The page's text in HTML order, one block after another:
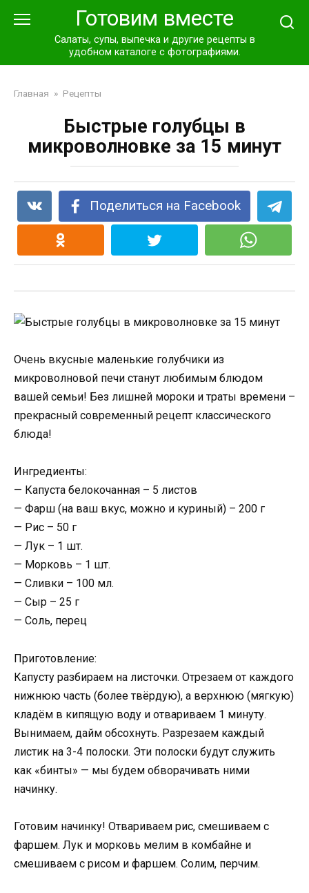
Готовим вместе
Салаты, супы, выпечка и другие рецепты в
удобном каталоге с фотографиями.
Главная » Рецепты
Быстрые голубцы в
микроволновке за 15 минут
Поделиться на Facebook
Очень вкусные маленькие голубчики из
микроволновой печи станут любимым блюдом
вашей семьи! Без лишней мороки и траты времени –
прекрасный современный рецепт классического
блюда!
Ингредиенты:
— Капуста белокочанная – 5 листов
— Фарш (на ваш вкус, можно и куриный) – 200 г
— Рис – 50 г
— Лук – 1 шт.
— Морковь – 1 шт.
— Сливки – 100 мл.
— Сыр – 25 г
— Соль, перец
Приготовление:
Капусту разбираем на листочки. Отрезаем от каждого
нижнюю часть (более твёрдую), а верхнюю (мягкую)
кладём в кипящую воду и отвариваем 1 минуту.
Вынимаем, дайм обсохнуть. Разрезаем каждый
листик на 3-4 полоски. Эти полоски будут служить
как «бинты» — мы будем обворачивать ними
начинку.
Готовим начинку! Отвариваем рис, смешиваем с
фаршем. Лук и морковь мелим в комбайне и
смешиваем с рисом и фаршем. Солим, перчим.